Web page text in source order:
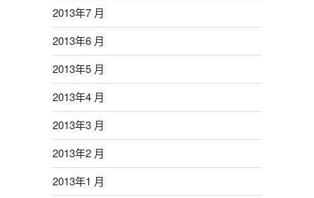
2013年7 月
2013年6 月
2013年5 月
2013年4 月
2013年3 月
2013年2 月
2013年1 月